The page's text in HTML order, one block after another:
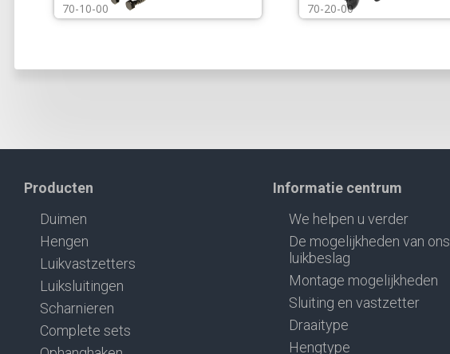
70-10-00
70-20-00
Producten
Duimen
Hengen
Luikvastzetters
Luiksluitingen
Scharnieren
Complete sets
Informatie centrum
We helpen u verder
De mogelijkheden van ons
luikbeslag
Montage mogelijkheden
Sluiting en vastzetter
Draaitype
Hengtype